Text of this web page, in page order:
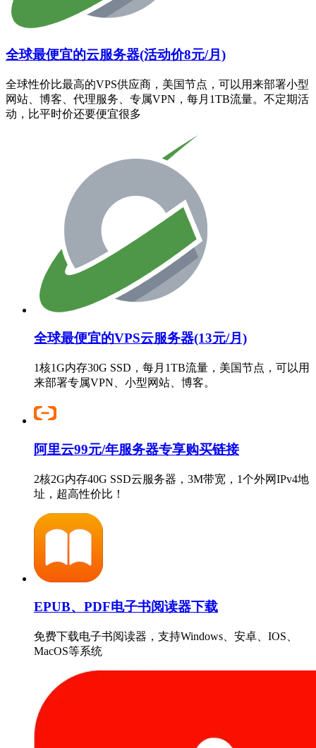
全球最便宜的云服务器(活动价8元/月)
全球性价比最高的VPS供应商，美国节点，可以用来部署小型
网站、博客、代理服务、专属VPN，每月1TB流量。不定期活
动，比平时价还要便宜很多
全球最便宜的VPS云服务器(13元/月)
1核1G内存30G SSD，每月1TB流量，美国节点，可以用
来部署专属VPN、小型网站、博客。
阿里云99元/年服务器专享购买链接
2核2G内存40G SSD云服务器，3M带宽，1个外网IPv4地
址，超高性价比！
EPUB、PDF电子书阅读器下载
免费下载电子书阅读器，支持Windows、安卓、IOS、
MacOS等系统